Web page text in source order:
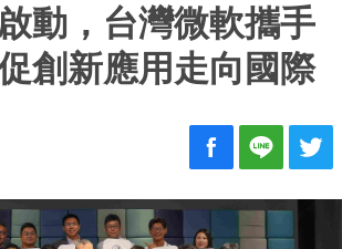
動，台灣微軟攜手
創新應用走向國際